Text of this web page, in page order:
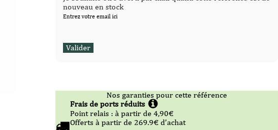
nouveau en stock
Entrez votre email ici
Nos garanties pour cette référence
Frais de ports réduits
Point relais :à partir de 4,90€
Offerts à partir de 269.9€ d’achat